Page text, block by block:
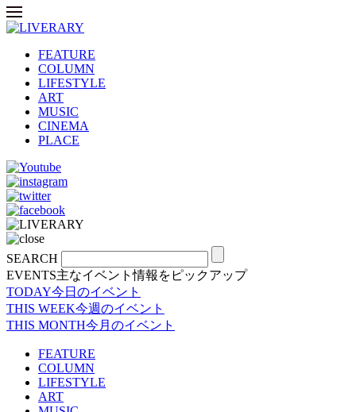
FEATURE
COLUMN
LIFESTYLE
ART
MUSIC
CINEMA
PLACE
SEARCH
EVENTS主なイベント情報をピックアップ
TODAY今日のイベント
THIS WEEK今週のイベント
THIS MONTH今月のイベント
FEATURE
COLUMN
LIFESTYLE
ART